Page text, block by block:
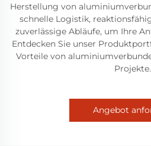
Herstellung von
schnelle Logistik,
zuverlässige Abläufe, um Ihre
Entdecken Sie unser
Vorteile von
Projekte.
Angebot